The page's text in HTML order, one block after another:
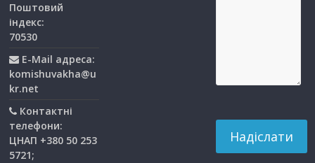
Поштовий
індекс:
70530
E-Mail адреса:
komishuvakha@u
kr.net
Контактні
телефони:
ЦНАП +380 50 253
5721;